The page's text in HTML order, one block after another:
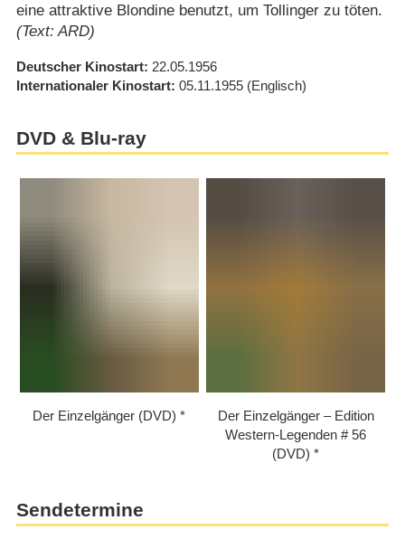
eine attraktive Blondine benutzt, um Tollinger zu töten.
(Text: ARD)
Deutscher Kinostart 22.05.1956
Internationaler Kinostart 05.11.1955 (Englisch)
DVD & Blu-ray
Der Einzelgänger (DVD)
Der Einzelgänger – Edition
Western-Legenden # 56
(DVD)
Sendetermine